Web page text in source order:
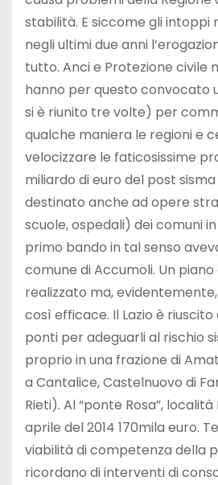
stabilità. E siccome gli intoppi
negli ultimi due anni
tutto. Anci e Protezione civile
hanno per questo convocato
si è riunito tre volte) per
qualche maniera le regioni e
velocizzare le faticosissime
miliardo di euro del post sisma
destinato anche ad opere
scuole, ospedali) dei comuni
primo bando in tal senso
comune di Accumoli. Un
realizzato ma,
così efficace. Il Lazio è
ponti per adeguarli al rischio
proprio in una frazione di
a Cantalice, Castelnuovo di
Rieti). Al “ponte Rosa”,
aprile del 2014 170mila euro.
viabilità di competenza della
ricordano di interventi di